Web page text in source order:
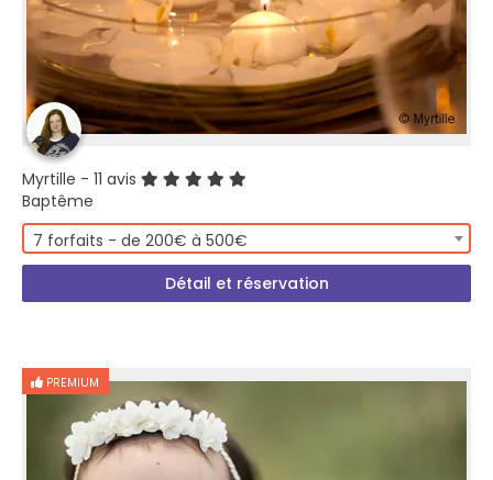
Myrtille - 11 avis
Baptême
7 forfaits - de 200€ à 500€
Détail et réservation
PREMIUM